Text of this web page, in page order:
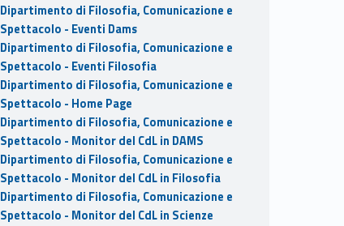
Dipartimento di Filosofia, Comunicazione e
Spettacolo - Eventi Dams
Dipartimento di Filosofia, Comunicazione e
Spettacolo - Eventi Filosofia
Dipartimento di Filosofia, Comunicazione e
Spettacolo - Home Page
Dipartimento di Filosofia, Comunicazione e
Spettacolo - Monitor del CdL in DAMS
Dipartimento di Filosofia, Comunicazione e
Spettacolo - Monitor del CdL in Filosofia
Dipartimento di Filosofia, Comunicazione e
Spettacolo - Monitor del CdL in Scienze